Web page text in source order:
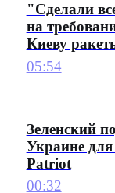
"Сделали
на
Киеву
05:54
Зеленский
Украине для
Patriot
00:32